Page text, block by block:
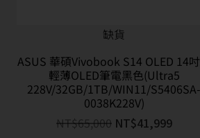
缺貨
ASUS 華碩Vivobook S14 OLED 14
輕薄OLED筆電黑色(Ultra5
228V/32GB/1TB/WIN11/S5406SA-
0038K228V)
NT$65,000 NT$41,999